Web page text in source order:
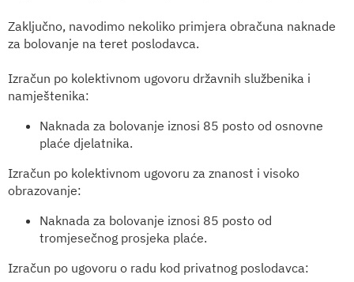
Zaključno, navodimo nekoliko primjera obračuna naknade
za bolovanje na teret poslodavca.
Izračun po kolektivnom ugovoru državnih službenika i
namještenika:
Naknada za bolovanje iznosi 85 posto od osnovne
plaće djelatnika.
Izračun po kolektivnom ugovoru za znanost i visoko
obrazovanje:
Naknada za bolovanje iznosi 85 posto od
tromjesečnog prosjeka plaće.
Izračun po ugovoru o radu kod privatnog poslodavca: